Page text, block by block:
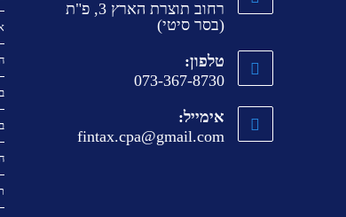
רחוב תוצרת הארץ 3, פ"ת
(בסר סיטי)
טלפון:
073-367-8730
אימייל:
fintax.cpa@gmail.com